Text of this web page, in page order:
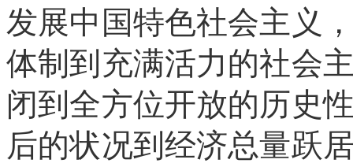
发展中国特色社会主义
体制到充满活力的社会
闭到全方位开放的历史
后的状况到经济总量跃